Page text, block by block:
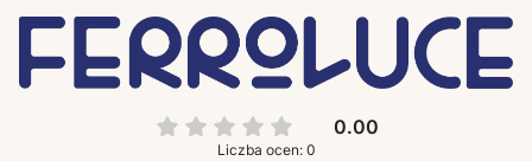
0.00
Liczba ocen: 0